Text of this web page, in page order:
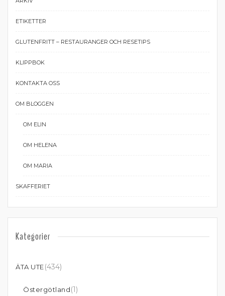
ETIKETTER
GLUTENFRITT – RESTAURANGER OCH RESETIPS
KLIPPBOK
KONTAKTA OSS
OM BLOGGEN
OM ELIN
OM HELENA
OM MARIA
SKAFFERIET
Kategorier
ÄTA UTE(434)
Östergötland(1)